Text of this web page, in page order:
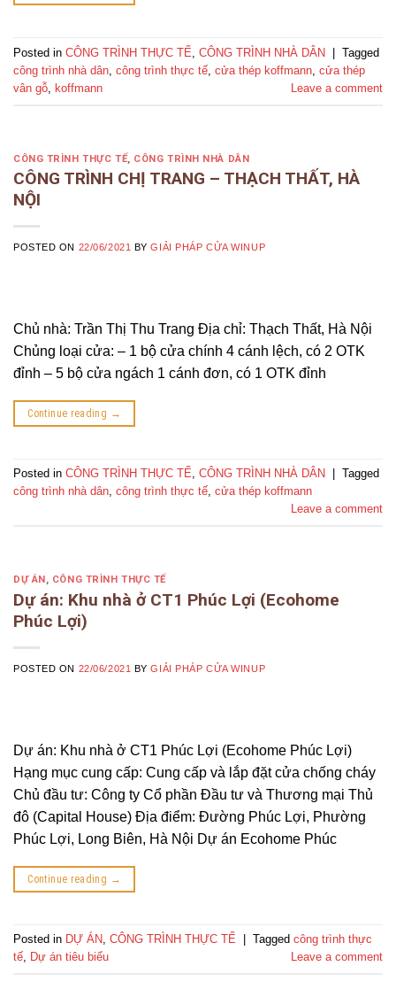
Posted in CÔNG TRÌNH THỰC TẾ CÔNG TRÌNH NHÀ DÂN
Tagged
công trình nhà dân công trình thực tế cửa thép koffmann cửa thép
vân gỗ
koffmann Leave a comment
CÔNG TRÌNH THỰC TẾ CÔNG TRÌNH NHÀ DÂN
CÔNG TRÌNH CHỊ TRANG – THẠCH THẤT, HÀ
NỘI
POSTED ON 22/06/2021 BYGIẢI PHÁP CỬA WINUP
Chủ nhà: Trần Thị Thu Trang Địa chỉ: Thạch Thất, Hà Nội
Chủng loại cửa: – 1 bộ cửa chính 4 cánh lệch, có 2 OTK
đỉnh – 5 bộ cửa ngách 1 cánh đơn, có 1 OTK đỉnh
Continue reading →
Posted in CÔNG TRÌNH THỰC TẾ, CÔNG TRÌNH NHÀ DÂN
Tagged
công trình nhà dân, công trình thực tế, cửa thép koffmann
Leave a comment
DỰ ÁN , CÔNG TRÌNH THỰC TẾ
Dự án: Khu nhà ở CT1 Phúc Lợi (Ecohome
Phúc Lợi)
POSTED ON 22/06/2021 BYGIẢI PHÁP CỬA WINUP
Dự án: Khu nhà ở CT1 Phúc Lợi (Ecohome Phúc Lợi)
Hạng mục cung cấp: Cung cấp và lắp đặt cửa chống cháy
Chủ đầu tư: Công ty Cổ phần Đầu tư và Thương mại Thủ
đô (Capital House) Địa điểm: Đường Phúc Lợi, Phường
Phúc Lợi, Long Biên, Hà Nội Dự án Ecohome Phúc
Continue reading →
Posted in DỰ ÁN, CÔNG TRÌNH THỰC TẾ Tagged công trình thực
tế, Dự án tiêu biểu Leave a comment